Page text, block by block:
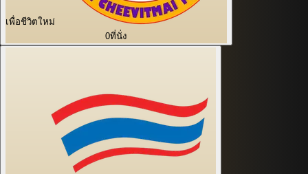
เพื่อชีวิตใหม่
0ที่นั่ง